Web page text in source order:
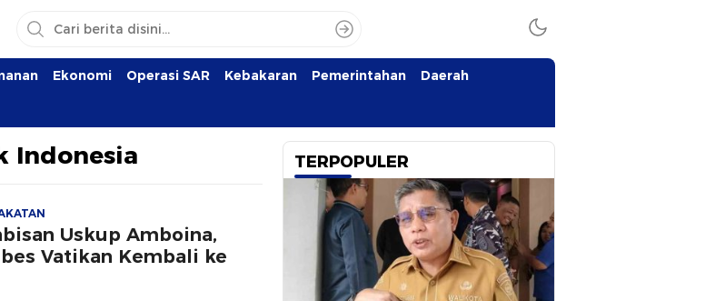
Ekonomi Operasi SAR Kebakaran Pemerintahan Daerah
Indonesia
Uskup Amboina,
Vatikan Kembali ke
TERPOPULER